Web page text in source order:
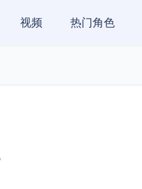
视频 热门角色